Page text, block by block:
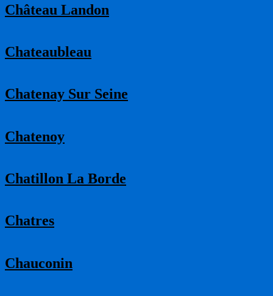
Château Landon
Chateaubleau
Chatenay Sur Seine
Chatenoy
Chatillon La Borde
Chatres
Chauconin